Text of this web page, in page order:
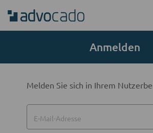
Anmelden
Melden Sie sich in Ihrem
E-Mail-Adresse